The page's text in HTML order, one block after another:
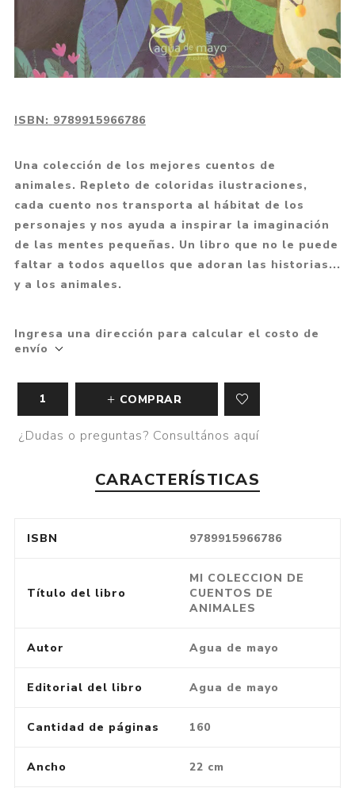
ISBN: 9789915966786
Una colección de los mejores cuentos de
animales. Repleto de coloridas ilustraciones,
cada cuento nos transporta al hábitat de los
personajes y nos ayuda a inspirar la imaginación
de las mentes pequeñas. Un libro que no le puede
faltar a todos aquellos que adoran las historias...
y a los animales.
Ingresa una dirección para calcular el costo de
envío
COMPRAR
¿Dudas o preguntas? Consultános aquí
CARACTERÍSTICAS
ISBN 9789915966786
Título del libro
MI COLECCION DE
CUENTOS DE
ANIMALES
Autor Agua de mayo
Editorial del libro Agua de mayo
Cantidad de páginas 160
Ancho 22 cm